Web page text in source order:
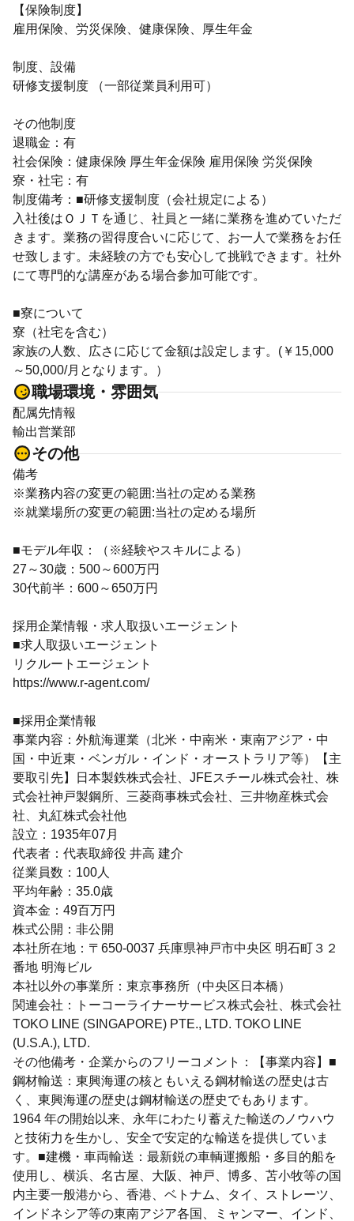
【保険制度】
雇用保険、労災保険、健康保険、厚生年金
制度、設備
研修支援制度 （一部従業員利用可）
その他制度
退職金：有
社会保険：健康保険 厚生年金保険 雇用保険 労災保険
寮・社宅：有
制度備考：■研修支援制度（会社規定による）
入社後はＯＪＴを通じ、社員と一緒に業務を進めていただ
きます。業務の習得度合いに応じて、お一人で業務をお任
せ致します。未経験の方でも安心して挑戦できます。社外
にて専門的な講座がある場合参加可能です。
■寮について
寮（社宅を含む）
家族の人数、広さに応じて金額は設定します。(￥15,000
～50,000/月となります。）
職場環境・雰囲気
配属先情報
輸出営業部
その他
備考
※業務内容の変更の範囲:当社の定める業務
※就業場所の変更の範囲:当社の定める場所
■モデル年収：（※経験やスキルによる）
27～30歳：500～600万円
30代前半：600～650万円
採用企業情報・求人取扱いエージェント
■求人取扱いエージェント
リクルートエージェント
https://www.r-agent.com/
■採用企業情報
事業内容：外航海運業（北米・中南米・東南アジア・中
国・中近東・ベンガル・インド・オーストラリア等）【主
要取引先】日本製鉄株式会社、JFEスチール株式会社、株
式会社神戸製鋼所、三菱商事株式会社、三井物産株式会
社、丸紅株式会社他
設立：1935年07月
代表者：代表取締役 井高 建介
従業員数：100人
平均年齢：35.0歳
資本金：49百万円
株式公開：非公開
本社所在地：〒650-0037 兵庫県神戸市中央区 明石町３２
番地 明海ビル
本社以外の事業所：東京事務所（中央区日本橋）
関連会社：トーコーライナーサービス株式会社、株式会社
TOKO LINE (SINGAPORE) PTE., LTD. TOKO LINE
(U.S.A.), LTD.
その他備考・企業からのフリーコメント：【事業内容】■
鋼材輸送：東興海運の核ともいえる鋼材輸送の歴史は古
く、東興海運の歴史は鋼材輸送の歴史でもあります。
1964 年の開始以来、永年にわたり蓄えた輸送のノウハウ
と技術力を生かし、安全で安定的な輸送を提供していま
す。■建機・車両輸送：最新鋭の車輌運搬船・多目的船を
使用し、横浜、名古屋、大阪、神戸、博多、苫小牧等の国
内主要一般港から、香港、ベトナム、タイ、ストレーツ、
インドネシア等の東南アジア各国、ミャンマー、インド、